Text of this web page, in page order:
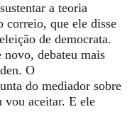
a teoria
correio, que ele disse
de democrata.
novo, debateu mais
O
do mediador sobre
vou aceitar. E ele